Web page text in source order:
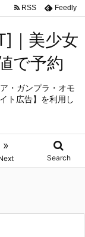
｜美少女
で予約
・ガンプラ・オモ
ト広告】を利用し
»
Search
RSS Feedly